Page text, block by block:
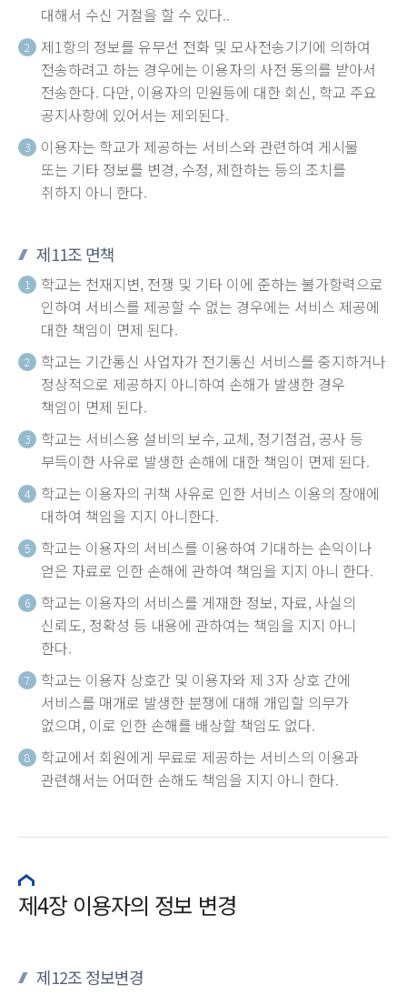
대해서 수신 거절을 할 수 있다..
2
제1항의 정보를 유무선 전화 및 모사전송기기에 의하여
전송하려고 하는 경우에는 이용자의 사전 동의를 받아서
전송한다. 다만, 이용자의 민원등에 대한 회신, 학교 주요
공지사항에 있어서는 제외된다.
3
이용자는 학교가 제공하는 서비스와 관련하여 게시물
또는 기타 정보를 변경, 수정, 제한하는 등의 조치를
취하지 아니 한다.
제11조 면책
1
학교는 천재지변, 전쟁 및 기타 이에 준하는 불가항력으로
인하여 서비스를 제공할 수 없는 경우에는 서비스 제공에
대한 책임이 면제 된다.
2
학교는 기간통신 사업자가 전기통신 서비스를 중지하거나
정상적으로 제공하지 아니하여 손해가 발생한 경우
책임이 면제 된다.
3
학교는 서비스용 설비의 보수, 교체, 정기점검, 공사 등
부득이한 사유로 발생한 손해에 대한 책임이 면제 된다.
4
학교는 이용자의 귀책 사유로 인한 서비스 이용의 장애에
대하여 책임을 지지 아니한다.
5
학교는 이용자의 서비스를 이용하여 기대하는 손익이나
얻은 자료로 인한 손해에 관하여 책임을 지지 아니 한다.
6
학교는 이용자의 서비스를 게재한 정보, 자료, 사실의
신뢰도, 정확성 등 내용에 관하여는 책임을 지지 아니
한다.
7
학교는 이용자 상호간 및 이용자와 제 3자 상호 간에
서비스를 매개로 발생한 분쟁에 대해 개입할 의무가
없으며, 이로 인한 손해를 배상할 책임도 없다.
8
학교에서 회원에게 무료로 제공하는 서비스의 이용과
관련해서는 어떠한 손해도 책임을 지지 아니 한다.
제4장 이용자의 정보 변경
제12조 정보변경